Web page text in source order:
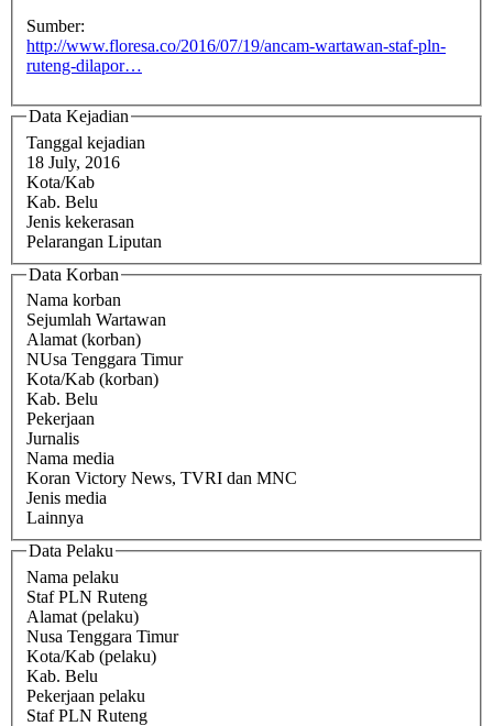
Sumber:
http://www.floresa.co/2016/07/19/ancam-wartawan-staf-pln-
ruteng-dilapor…
Data Kejadian
Tanggal kejadian
18 July, 2016
Kota/Kab
Kab. Belu
Jenis kekerasan
Pelarangan Liputan
Data Korban
Nama korban
Sejumlah Wartawan
Alamat (korban)
NUsa Tenggara Timur
Kota/Kab (korban)
Kab. Belu
Pekerjaan
Jurnalis
Nama media
Koran Victory News, TVRI dan MNC
Jenis media
Lainnya
Data Pelaku
Nama pelaku
Staf PLN Ruteng
Alamat (pelaku)
Nusa Tenggara Timur
Kota/Kab (pelaku)
Kab. Belu
Pekerjaan pelaku
Staf PLN Ruteng